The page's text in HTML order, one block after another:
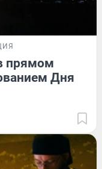
прямом
Дня